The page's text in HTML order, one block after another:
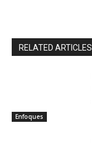
RELATED ARTICLES
Enfoques